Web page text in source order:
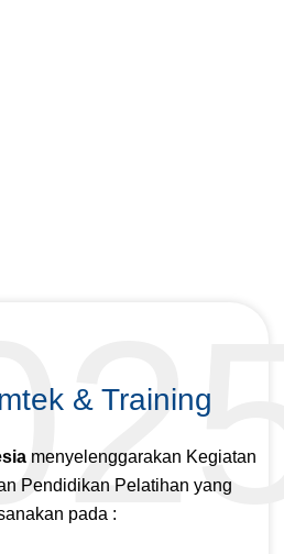
& Training
menyelenggarakan Kegiatan
Pendidikan Pelatihan yang
pada :